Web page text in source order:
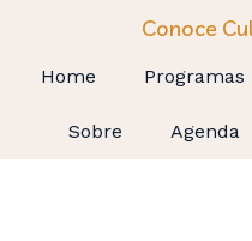
Conoce
Home Programas
Sobre Agenda